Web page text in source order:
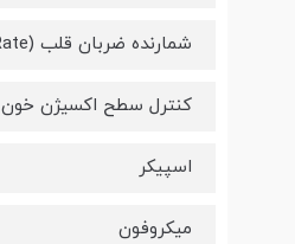
شمارنده ضربان قلب (Heart Rate) , سنجش اکسیژن خون (SPO2)
کنترل سطح اکسیژن خون
اسپیکر
میکروفون